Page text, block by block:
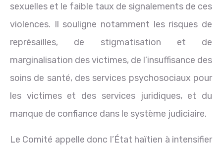
sexuelles et le faible taux de signalements de ces
violences. Il souligne notamment les risques de
représailles, de stigmatisation et de
marginalisation des victimes, de l’insuffisance des
soins de santé, des services psychosociaux pour
les victimes et des services juridiques, et du
manque de confiance dans le système judiciaire.
Le Comité appelle donc l’État haïtien à intensifier